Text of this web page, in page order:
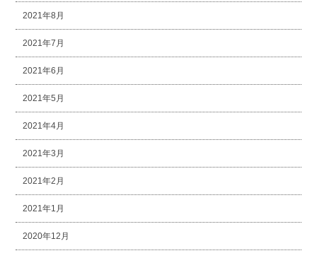
2021年8月
2021年7月
2021年6月
2021年5月
2021年4月
2021年3月
2021年2月
2021年1月
2020年12月